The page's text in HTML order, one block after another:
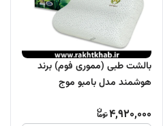
بالشت طبی (مموری فوم) برند
هوشمند مدل بامبو موج
4,920,000